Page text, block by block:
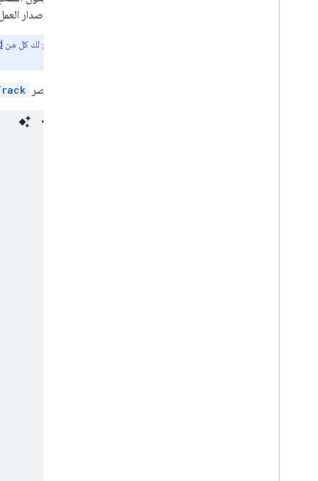
بقنوات الإصدار
يتيح لك كل من
يمثّل العنصر